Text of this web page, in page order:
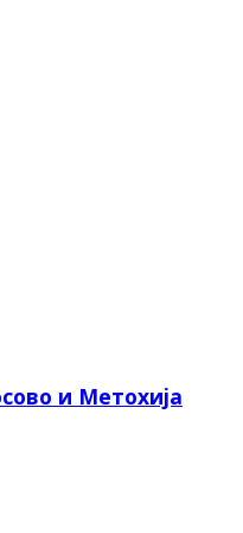
и Метохија